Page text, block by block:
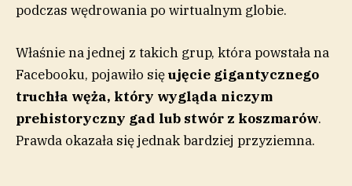
podczas wędrowania po wirtualnym globie.
Właśnie na jednej z takich grup, która powstała na
Facebooku, pojawiło sięujęcie gigantycznego
truchła węża, który wygląda niczym
prehistoryczny gad lub stwór z koszmarów.
Prawda okazała się jednak bardziej przyziemna.